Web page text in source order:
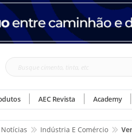
Busque
tinta,
etc
AEC Revista Academy
Notícias Indústria E Comércio